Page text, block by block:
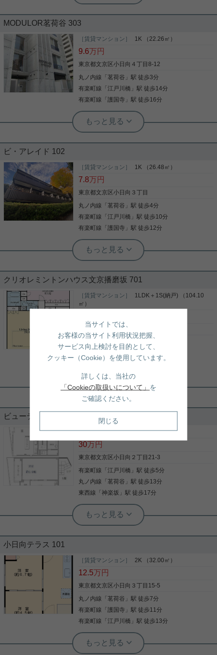
実用春日ホーム 富坂サテライト デヘスースパトリシオ恒樹
☆茗荷谷駅徒歩1分！利便性良好な立地
です☆
室内設備は洗面所独立・浴室乾燥機などが揃ってい
るので、快適に過ごしやすいお部屋になります。荷
物を注文する時に時間を気にしなくてよくなる宅配
ボックス・クロゼットなど豊富なので、衣類や履き
物の整理がしやすく便利です。セキュリティ面は、
オートロック・TVインターホンなど充実しているの
で安心して生活できます。この物件は月16.5万円
と、グレードの高い物件となっております。文京区
エリアや丸ノ内線茗荷谷付近までのお引っ越しをご
検討されているなら、お問い合わせやご連絡をお待
実用春日ホーム 茗荷谷店 堀田枝里
茗荷谷駅徒歩1分☆角部屋、1LDK！
半年間 賃料158,000円に減額中☆（以降178,000円
～） 内装は白基調で明るい雰囲気！ 2部屋とも南向
リハリのつけた生活が可能☆ ウォークインクローゼ
ット等、収納も充実しております！ お気軽にお問い
にどうぞ★ 実用春日ホーム株式会社 茗荷谷店
TEL：03-6902-5021
写真(9)
MODULOR茗荷谷 303
［賃貸マンション］ 1K （22.26㎡）
9.6万円
東京都文京区小日向４丁目8-12
丸ノ内線 「茗荷谷 」駅 徒歩3分
有楽町線 「江戸川橋 」駅 徒歩14分
有楽町線 「護国寺 」駅 徒歩16分
実用春日ホーム 茗荷谷駅前センター 齊藤敏孝
茗荷谷駅徒歩3分！スタイリッシュな
谷」203号室のご紹介です。 茗荷谷駅から徒歩3分
という好立地のこちらのマンション。 駅前には24時
間スーパーや多数の飲食店があり、生活に便利で
す。 303号室は1Kタイプのお部屋です。 角部屋なの
のもおすすめポイントです。 コンパクトなお部屋で
すが、2口ガスコンロ、室内洗濯機置場、収納な
ど、便利な設備はきちんと揃っている印象です。 気
になった方はお気軽にお問い合わせください。 ご連
絡お待ちしております♪
写真(9)
詳細を見る
ビ・アレイド 102
［賃貸マンション］ 1K （26.48㎡）
7.8万円
東京都文京区小日向３丁目
丸ノ内線 「茗荷谷 」駅 徒歩4分
有楽町線 「江戸川橋 」駅 徒歩10分
有楽町線 「護国寺 」駅 徒歩12分
実用春日ホーム 茗荷谷駅前センター 陸琴音
【９.５帖 １Ｋ】この立地でこの価
家具が多くてもゆったりとくつろげます♪ 単身用で
この広さはなかなかありません！ 茗荷谷駅徒歩４
人暮らしをする方にもオススメです！ 敷地内にゴミ
置き場があり、24時間ゴミ出し可能で楽ちん♪ 光イ
ンターネットが無料なのも嬉しいポイント！ 駅前に
は、24時間スーパー、コンビニ、飲食店が立ち並ん
境なので お勉強やお仕事にも集中できます。 気にな
(´∀`人)
写真(9)
クリオレミントンハウス文京播磨坂 701
［賃貸マンション］
1LDK＋1S(納戸) （104.10
㎡）
東京都文京区小日向４丁目4-6
丸ノ内線 「 茗荷谷 」駅 徒歩4分
江戸川橋
」駅 徒歩18分
実用春日ホーム 茗荷谷駅前センター 陸琴音
洗面化粧台 敷地内ごみ置き場 ディスポ
ーザー 高層階 陽当り良好
【定期借家契約（5年）】 ＼新着物件のお知らせ♪／
「クリオレミントンハウス文京播磨坂」7階のお部
屋が募集スタート！ なんと100㎡超えの広々
らしを楽しめます。 さらに、東京メトロ丸ノ内線
「茗荷谷」駅から徒歩4分の好立地◎ 通勤・通学は
もちろん、お出かけにも便利です！ 「ちょっと気に
なるかも…」という方も大歓迎♪ ぜひお気軽にお問
い合わせください！
実用春日ホーム 千石店 会田将弘
内見可能です♪お気軽にお問合せくださ
キッズスペースもあります。 千石エリ
アを中心に賃貸・売買物件から事業用
物件まで多数取り揃えております。 他
掲載物件もご紹介可能ですので、お気
軽にお問い合わせください！ ◆◆文京
区に１３店舗◆◆ 文京区に特化した当
社は、確かな地域情報と豊富な賃貸情
報をお届けします。
営三田線千石駅A4番出口から徒歩1分。 広々した店
内には、畳のキッズスペースもあります。 千石エリ
取り揃えております。 他掲載物件もご紹介可能です
ので、お気軽にお問い合わせください！ ◆◆文京区
域情報と豊富な賃貸情報をお届けします。
写真(9)
詳細を見る
実用春日ホーム 茗荷谷店 堀田枝里
ビューテラス小日向 201
［賃貸マンション］ 3LDK （154.25㎡）
30万円
東京都文京区小日向２丁目21-3
有楽町線 「江戸川橋 」駅 徒歩5分
丸ノ内線 「茗荷谷 」駅 徒歩13分
東西線 「神楽坂 」駅 徒歩17分
実用春日ホーム 富坂サテライト デヘスースパトリシオ恒樹
☆150㎡越えのファミリー物件！賃料
借家となります。 LDKは約25帖あり、トイレと洗面
所が各2か所あります☆ ☆お電話でのご相談もお気
軽にくださいませ☆ 実用春日ホーム株式会社 富坂
サテライト TEL：03-6866-1230
詳細を見る
小日向テラス 101
［賃貸マンション］ 2K （32.00㎡）
12.5万円
東京都文京区小日向３丁目15-5
丸ノ内線 「茗荷谷 」駅 徒歩7分
有楽町線 「護国寺 」駅 徒歩11分
有楽町線 「江戸川橋 」駅 徒歩13分
実用春日ホーム 春日町店 堀江健太郎
２Ｋの物件がこの金額！？安くて広い
当サイトでは、
お客様の当サイト利用状況把握、
サービス向上検討を目的として、
クッキー（Cookie）を使用しています。
詳しくは、当社の
「Cookieの取扱いについて」 を
ご確認ください。
閉じる